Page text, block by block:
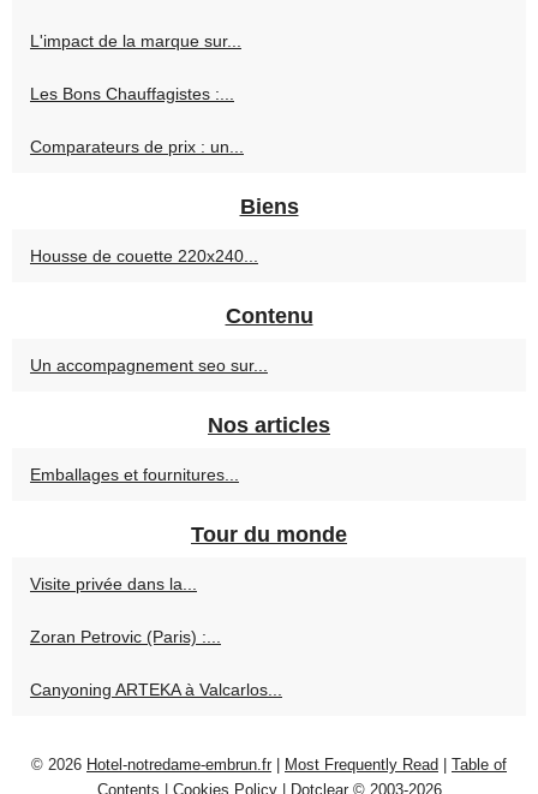
L'impact de la marque sur...
Les Bons Chauffagistes :...
Comparateurs de prix : un...
Biens
Housse de couette 220x240...
Contenu
Un accompagnement seo sur...
Nos articles
Emballages et fournitures...
Tour du monde
Visite privée dans la...
Zoran Petrovic (Paris) :...
Canyoning ARTEKA à Valcarlos...
© 2026 Hotel-notredame-embrun.fr Most Frequently Read
Table of
Contents
Cookies Policy| Dotclear © 2003-2026